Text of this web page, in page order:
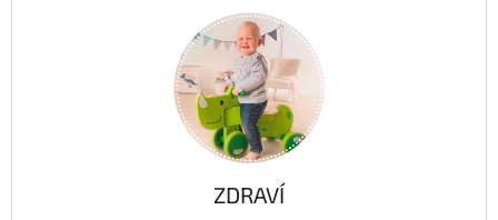
ZDRAVÍ